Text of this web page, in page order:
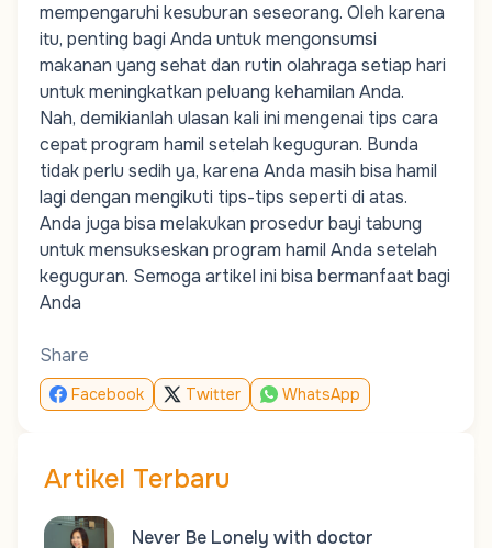
mempengaruhi kesuburan seseorang. Oleh karena
itu, penting bagi Anda untuk mengonsumsi
makanan yang sehat dan rutin olahraga setiap hari
untuk meningkatkan peluang kehamilan Anda.
Nah, demikianlah ulasan kali ini mengenai tips cara
cepat program hamil setelah keguguran. Bunda
tidak perlu sedih ya, karena Anda masih bisa hamil
lagi dengan mengikuti tips-tips seperti di atas.
Anda juga bisa melakukan prosedurbayi tabung
untuk mensukseskan program hamil Anda setelah
keguguran. Semoga artikel ini bisa bermanfaat bagi
Anda
Share
Facebook Twitter WhatsApp
Artikel Terbaru
Never Be Lonely with doctor